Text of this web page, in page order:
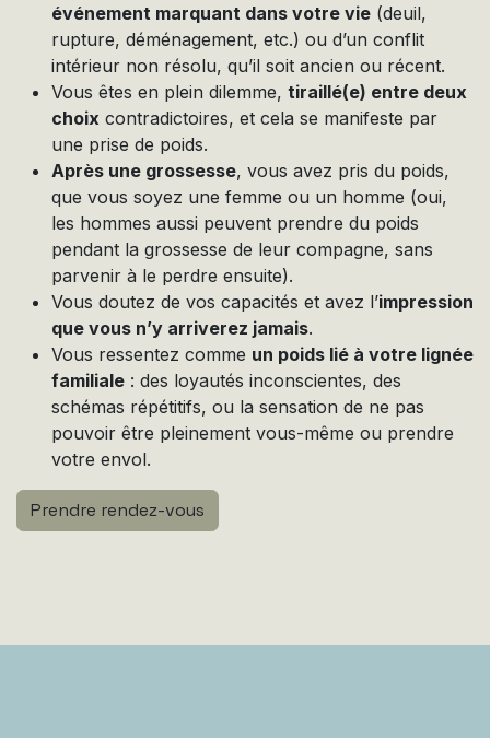
événement marquant dans votre vie (deuil,
rupture, déménagement, etc.) ou d’un conflit
intérieur non résolu, qu’il soit ancien ou récent.
Vous êtes en plein dilemme, tiraillé(e) entre deux
choix contradictoires, et cela se manifeste par
une prise de poids.
Après une grossesse, vous avez pris du poids,
que vous soyez une femme ou un homme (oui,
les hommes aussi peuvent prendre du poids
pendant la grossesse de leur compagne, sans
parvenir à le perdre ensuite).
Vous doutez de vos capacités et avez l’impression
que vous n’y arriverez jamais.
Vous ressentez comme un poids lié à votre lignée
familiale : des loyautés inconscientes, des
schémas répétitifs, ou la sensation de ne pas
pouvoir être pleinement vous-même ou prendre
votre envol.
Prendre rendez-vous